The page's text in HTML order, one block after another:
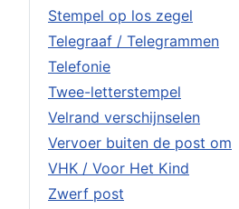
Stempel op los zegel
Telegraaf / Telegrammen
Telefonie
Twee-letterstempel
Velrand verschijnselen
Vervoer buiten de post om
VHK / Voor Het Kind
Zwerf post